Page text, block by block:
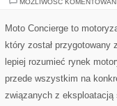
MOŻLIWOŚĆ
Moto Concierge to
który został
lepiej rozumieć rynek
przede wszystkim na
związanych z eksploatacją